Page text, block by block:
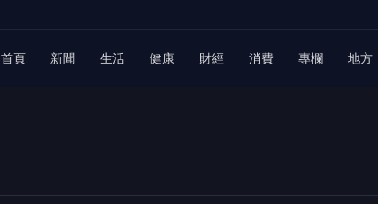
首頁 新聞 生活 健康 財經 消費 專欄 地方